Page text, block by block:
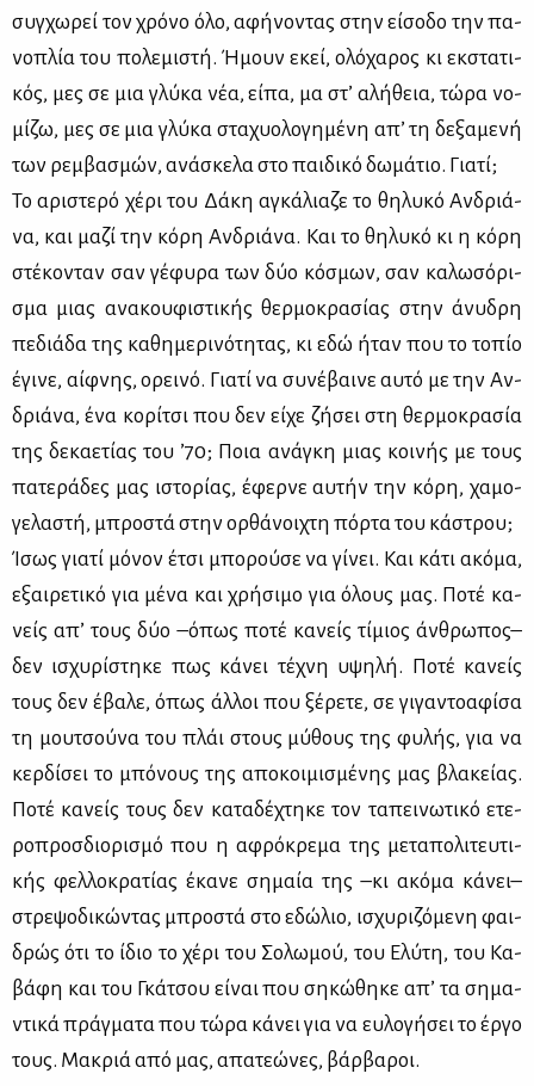
συγ­χω­ρεί τον χρό­νο όλο, αφή­νο­ντας στην εί­σο­δο την πα­
νο­πλία του πο­λε­μι­στή. Ήμουν εκεί, ολό­χα­ρος κι εκ­στα­τι­
κός, μες σε μια γλύ­κα νέα, εί­πα, μα στ’ αλή­θεια, τώ­ρα νο­
μί­ζω, μες σε μια γλύ­κα στα­χυο­λο­γη­μέ­νη απ’ τη δε­ξα­με­νή
των ρεμ­βα­σμών, ανά­σκε­λα στο παι­δι­κό δω­μά­τιο. Για­τί;
Το αρι­στε­ρό χέ­ρι του Δά­κη αγκά­λια­ζε το θη­λυ­κό Αν­δριά­
να, και μα­ζί την κό­ρη Αν­δριά­να. Και το θη­λυ­κό κι η κό­ρη
στέ­κο­νταν σαν γέ­φυ­ρα των δύο κό­σμων, σαν κα­λω­σό­ρι­
σμα μιας ανα­κου­φι­στι­κής θερ­μο­κρα­σί­ας στην άνυ­δρη
πε­διά­δα της κα­θη­με­ρι­νό­τη­τας, κι εδώ ήταν που το το­πίο
έγι­νε, αίφ­νης, ορει­νό. Για­τί να συ­νέ­βαι­νε αυ­τό με την Αν­
δριά­να, ένα κο­ρί­τσι που δεν εί­χε ζή­σει στη θερ­μο­κρα­σία
της δε­κα­ε­τί­ας του ’70; Ποια ανά­γκη μιας κοι­νής με τους
πα­τε­ρά­δες μας ιστο­ρί­ας, έφερ­νε αυ­τήν την κό­ρη, χα­μο­
γε­λα­στή, μπρο­στά στην ορ­θά­νοι­χτη πόρ­τα του κά­στρου;
Ίσως για­τί μό­νον έτσι μπο­ρού­σε να γί­νει. Και κά­τι ακό­μα,
εξαι­ρε­τι­κό για μέ­να και χρή­σι­μο για όλους μας. Πο­τέ κα­
νείς απ’ τους δύο –όπως πο­τέ κα­νείς τί­μιος άν­θρω­πος–
δεν ισχυ­ρί­στη­κε πως κά­νει τέ­χνη υψη­λή. Πο­τέ κα­νείς
τους δεν έβα­λε, όπως άλ­λοι που ξέ­ρε­τε, σε γι­γα­ντο­α­φί­σα
τη μου­τσού­να του πλάι στους μύ­θους της φυ­λής, για να
κερ­δί­σει το μπό­νους της απο­κοι­μι­σμέ­νης μας βλα­κεί­ας.
Πο­τέ κα­νείς τους δεν κα­τα­δέ­χτη­κε τον τα­πει­νω­τι­κό ετε­
ρο­προσ­διο­ρι­σμό που η αφρό­κρε­μα της με­τα­πο­λι­τευ­τι­
κής φελ­λο­κρα­τί­ας έκα­νε ση­μαία της –κι ακό­μα κά­νει–
στρε­ψο­δι­κώ­ντας μπρο­στά στο εδώ­λιο, ισχυ­ρι­ζό­με­νη φαι­
δρώς ότι το ίδιο το χέ­ρι του Σο­λω­μού, του Ελύ­τη, του Κα­
βά­φη και του Γκά­τσου εί­ναι που ση­κώ­θη­κε απ’ τα ση­μα­
ντι­κά πράγ­μα­τα που τώ­ρα κά­νει για να ευ­λο­γή­σει το έρ­γο
τους. Μα­κριά από μας, απα­τε­ώ­νες, βάρ­βα­ροι.